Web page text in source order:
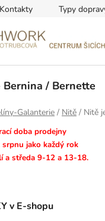
Kontakty Typy
Bernina / Bernette
Galanterie / Nitě / Nitě
doba prodejny
jako každý rok
středa 9-12 a 13-18.
v E-shopu